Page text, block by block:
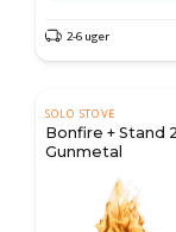
2-6 uger
SOLO STOVE
Bonfire + Stand
Gunmetal